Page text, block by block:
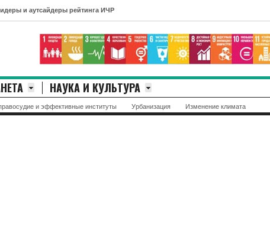
рейтинга ИЧР
НАУКА И КУЛЬТУРА
и эффективные институты Урбанизация Изменение климата